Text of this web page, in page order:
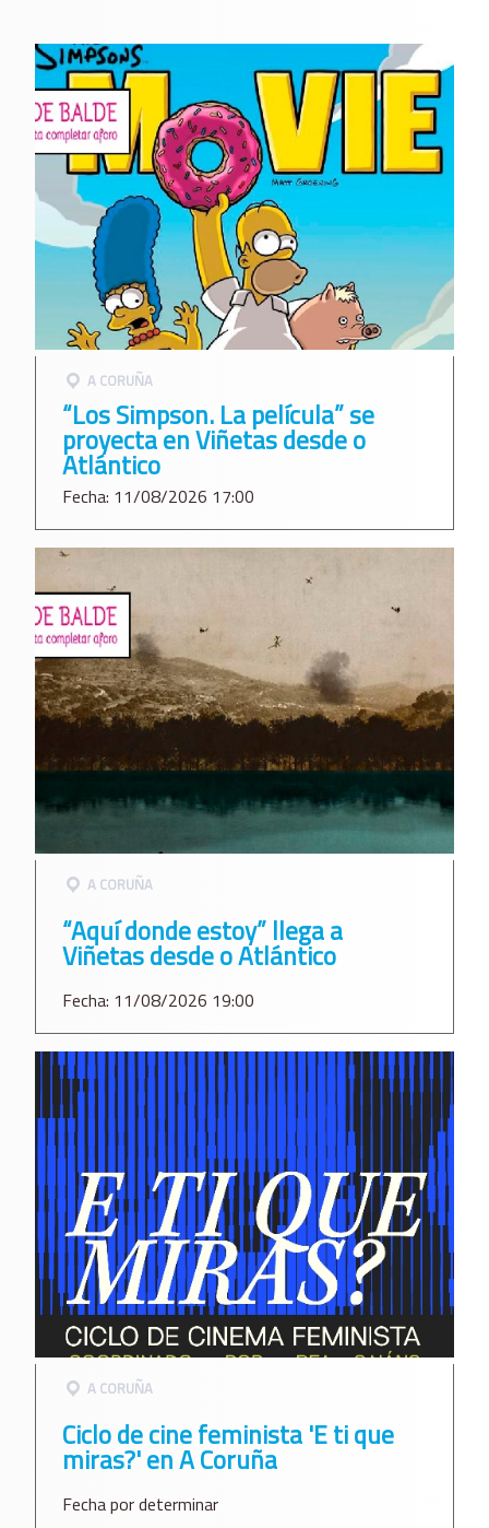
A CORUÑA
“Los Simpson. La película” se
proyecta en Viñetas desde o
Atlántico
Fecha: 11/08/2026 17:00
A CORUÑA
“Aquí donde estoy” llega a
Viñetas desde o Atlántico
Fecha: 11/08/2026 19:00
A CORUÑA
Ciclo de cine feminista 'E ti que
miras?' en A Coruña
Fecha por determinar